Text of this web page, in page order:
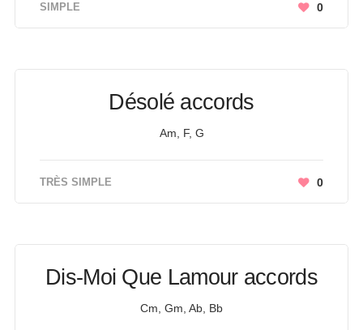
SIMPLE 0
Désolé accords
Am, F, G
TRÈS SIMPLE 0
Dis-Moi Que Lamour accords
Cm, Gm, Ab, Bb